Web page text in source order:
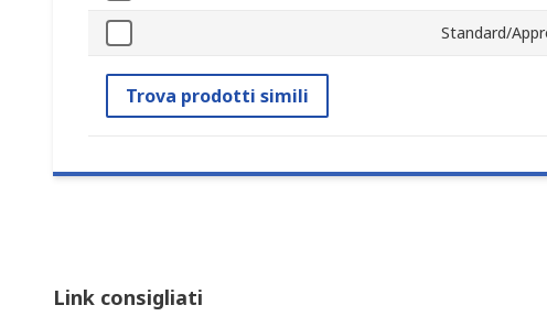
Standard/
Trova prodotti simili
Link consigliati